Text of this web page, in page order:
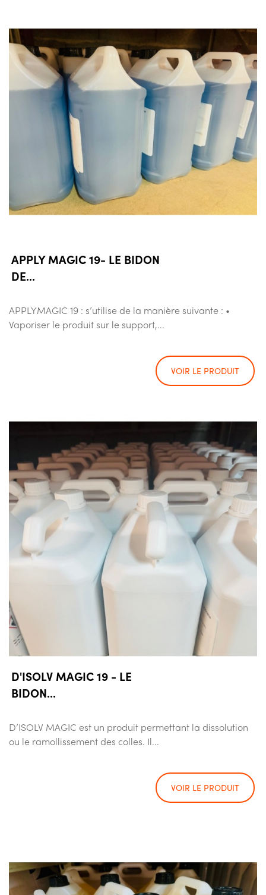
APPLY MAGIC 19- LE BIDON
DE...
APPLYMAGIC 19 : s’utilise de la manière suivante : •
Vaporiser le produit sur le support,...
VOIR LE PRODUIT
D'ISOLV MAGIC 19 - LE
BIDON...
D’ISOLV MAGIC est un produit permettant la dissolution
ou le ramollissement des colles. Il...
VOIR LE PRODUIT